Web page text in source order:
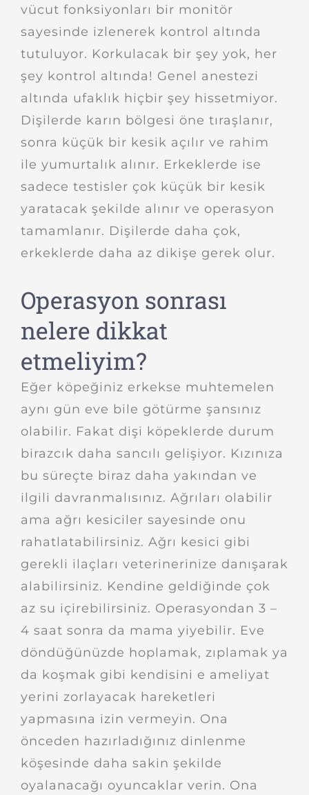
vücut fonksiyonları bir monitör
sayesinde izlenerek kontrol altında
tutuluyor. Korkulacak bir şey yok, her
şey kontrol altında! Genel anestezi
altında ufaklık hiçbir şey hissetmiyor.
Dişilerde karın bölgesi öne tıraşlanır,
sonra küçük bir kesik açılır ve rahim
ile yumurtalık alınır. Erkeklerde ise
sadece testisler çok küçük bir kesik
yaratacak şekilde alınır ve operasyon
tamamlanır. Dişilerde daha çok,
erkeklerde daha az dikişe gerek olur.
Operasyon sonrası
nelere dikkat
etmeliyim?
Eğer köpeğiniz erkekse muhtemelen
aynı gün eve bile götürme şansınız
olabilir. Fakat dişi köpeklerde durum
birazcık daha sancılı gelişiyor. Kızınıza
bu süreçte biraz daha yakından ve
ilgili davranmalısınız. Ağrıları olabilir
ama ağrı kesiciler sayesinde onu
rahatlatabilirsiniz. Ağrı kesici gibi
gerekli ilaçları veterinerinize danışarak
alabilirsiniz. Kendine geldiğinde çok
az su içirebilirsiniz. Operasyondan 3 –
4 saat sonra da mama yiyebilir. Eve
döndüğünüzde hoplamak, zıplamak ya
da koşmak gibi kendisini e ameliyat
yerini zorlayacak hareketleri
yapmasına izin vermeyin. Ona
önceden hazırladığınız dinlenme
köşesinde daha sakin şekilde
oyalanacağı oyuncaklar verin. Ona